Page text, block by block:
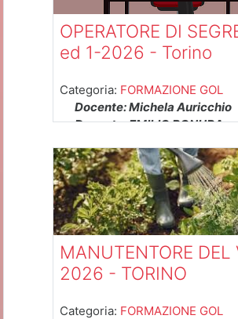
OPERATORE DI
ed 1-2026 - Torino
Categoria: FORMAZIONE GOL
Docente: Michela Auricchio
Docente: EMILIO BONURA
Docente: Guerrino Fabbro
Docente: SARA SALASSA
MANUTENTORE DEL
2026 - TORINO
Categoria: FORMAZIONE GOL